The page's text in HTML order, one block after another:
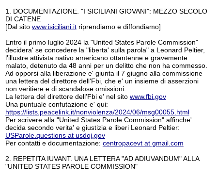
1. DOCUMENTAZIONE. "I SICILIANI GIOVANI": MEZZO SECOLO
DI CATENE
[Dal sito www.isiciliani.itriprendiamo e diffondiamo]
Entro il primo luglio 2024 la "United States Parole Commission"
decidera' se concedere la "liberta' sulla parola" a Leonard Peltier,
l'illustre attivista nativo americano ottantenne e gravemente
malato, detenuto da 48 anni per un delitto che non ha commesso.
Ad opporsi alla liberazione e' giunta il 7 giugno alla commissione
una lettera del direttore dell'Fbi, che e' un insieme di asserzioni
non veritiere e di scandalose omissioni.
La lettera del direttore dell'Fbi e' nel sito www.fbi.gov
Una puntuale confutazione e' qui:
https://lists.peacelink.it/nonviolenza/2024/06/msg00055.html
Per scrivere alla "United States Parole Commission" affinche'
decida secondo verita' e giustizia e liberi Leonard Peltier:
USParole.questions at usdoj.gov
Per contatti e documentazione: centropacevt at gmail.com
2. REPETITA IUVANT. UNA LETTERA "AD ADIUVANDUM" ALLA
"UNITED STATES PAROLE COMMISSION"